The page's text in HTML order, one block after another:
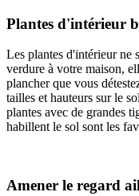
Plantes d'intérieur
Les plantes d'intérieur ne
verdure à votre maison,
plancher que vous
tailles et hauteurs sur le
plantes avec de grandes
habillent le sol sont les
Amener le regard